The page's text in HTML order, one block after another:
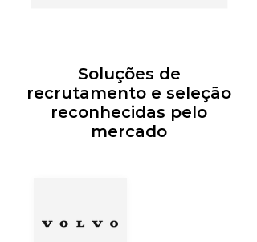
Soluções de
recrutamento e seleção
reconhecidas pelo
mercado